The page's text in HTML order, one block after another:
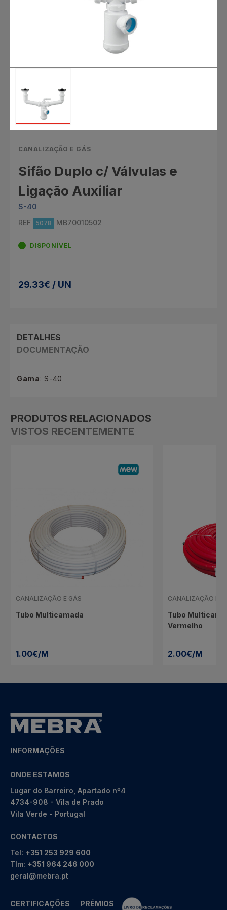
CANALIZAÇÃO E GÁS
Sifão Duplo c/ Válvulas e
Ligação Auxiliar
S-40
REF
5078 MB70010502
DISPONÍVEL
29.33€ / UN
DETALHES
DOCUMENTAÇÃO
Gama: S-40
PRODUTOS RELACIONADOS
VISTOS RECENTEMENTE
CANALIZAÇÃO E GÁS
Tubo Multicamada
1.00€/M
CANALIZAÇÃO E
Tubo
Vermelho
2.00€/M
INFORMAÇÕES
ONDE ESTAMOS
Lugar do Barreiro, Apartado nº4
4734-908 - Vila de Prado
Vila Verde - Portugal
CONTACTOS
Tel: +351 253 929 600
Tlm: +351 964 246 000
geral@mebra.pt
CERTIFICAÇÕES PRÉMIOS